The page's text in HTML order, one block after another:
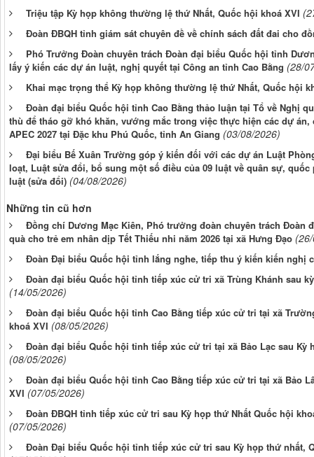
Triệu tập Kỳ họp không thường lệ thứ Nhất, Quốc hội khoá XVI
Đoàn ĐBQH tỉnh giám sát chuyên đề về chính sách đất đai cho
Phó Trưởng Đoàn chuyên trách Đoàn đại biểu Quốc hội tỉnh
lấy ý kiến các dự án luật, nghị quyết tại Công an tỉnh Cao Bằng (28/
Khai mạc trọng thể Kỳ họp không thường lệ thứ Nhất, Quốc hội
Đoàn đại biểu Quốc hội tỉnh Cao Bằng thảo luận tại Tổ về Nghị
thù để tháo gỡ khó khăn, vướng mắc trong việc thực hiện các dự
APEC 2027 tại Đặc khu Phú Quốc, tỉnh An Giang (03/08/2026)
Đại biểu Bế Xuân Trường góp ý kiến đối với các dự án Luật
loạt, Luật sửa đổi, bổ sung một số điều của 09 luật về quân sự,
luật (sửa đổi) (04/08/2026)
Những tin cũ hơn
Đồng chí Dương Mạc Kiên, Phó trưởng đoàn chuyên trách Đoàn
quà cho trẻ em nhân dịp Tết Thiếu nhi năm 2026 tại xã Hưng Đạo
Đoàn Đại biểu Quốc hội tỉnh lắng nghe, tiếp thu ý kiến kiến nghị
Đoàn đại biểu Quốc hội tỉnh tiếp xúc cử tri xã Trùng Khánh sau
(14/05/2026)
Đoàn đại biểu Quốc hội tỉnh Cao Bằng tiếp xúc cử tri tại xã
khoá XVI (08/05/2026)
Đoàn đại biểu Quốc hội tỉnh tiếp xúc cử tri tại xã Bảo Lạc sau Kỳ
(08/05/2026)
Đoàn đại biểu Quốc hội tỉnh Cao Bằng tiếp xúc cử tri tại xã Bảo
XVI (07/05/2026)
Đoàn ĐBQH tỉnh tiếp xúc cử tri sau Kỳ họp thứ Nhất Quốc hội
(07/05/2026)
Đoàn Đại biểu Quốc hội tỉnh tiếp xúc cử tri sau Kỳ họp thứ nhất,